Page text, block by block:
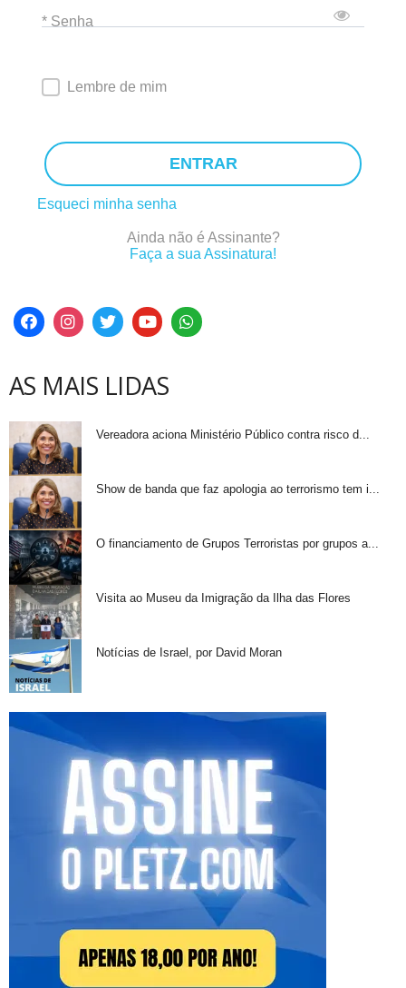
* Senha
Lembre de mim
ENTRAR
Esqueci minha senha
Ainda não é Assinante?
Faça a sua Assinatura!
AS MAIS LIDAS
Vereadora aciona Ministério Público contra risco d...
Show de banda que faz apologia ao terrorismo tem i...
O financiamento de Grupos Terroristas por grupos a...
Visita ao Museu da Imigração da Ilha das Flores
Notícias de Israel, por David Moran